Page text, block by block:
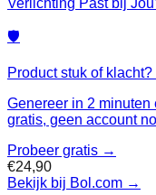
🛡️
Product stuk of
Genereer in 2
gratis, geen account
Probeer gratis →
€24,90
Bekijk bij Bol.com →